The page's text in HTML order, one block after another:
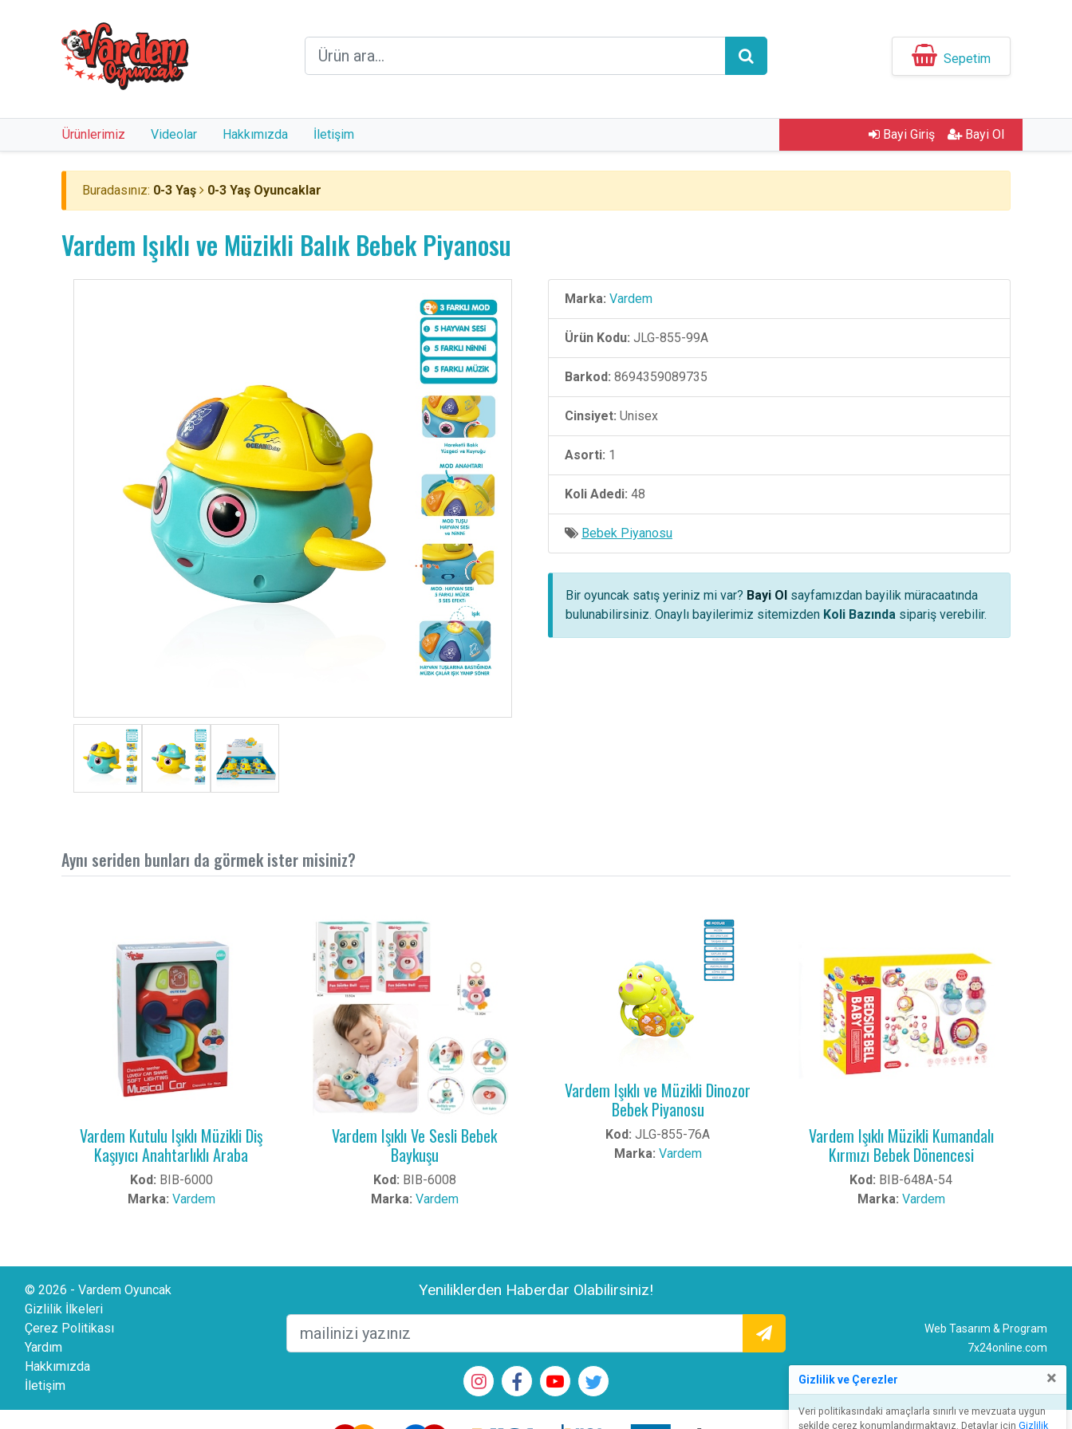
Sepetim
Ürünlerimiz Videolar Hakkımızda İletişim Bayi Giriş Bayi Ol
Buradasınız: 0-3 Yaş 0-3 Yaş Oyuncaklar
Vardem Işıklı ve Müzikli Balık Bebek Piyanosu
Marka: Vardem
Ürün Kodu: JLG-855-99A
Barkod: 8694359089735
Cinsiyet: Unisex
Asorti: 1
Koli Adedi: 48
Bebek Piyanosu
Bir oyuncak satış yeriniz mi var? Bayi Ol sayfamızdan bayilik müracaatında
bulunabilirsiniz. Onaylı bayilerimiz sitemizden Koli Bazında sipariş verebilir.
Aynı seriden bunları da görmek ister misiniz?
Vardem Kutulu Işıklı Müzikli Diş
Kaşıyıcı Anahtarlıklı Araba
Kod: BIB-6000
Marka: Vardem
Vardem Işıklı Ve Sesli Bebek
Baykuşu
Kod: BIB-6008
Marka: Vardem
Vardem Işıklı ve Müzikli Dinozor
Bebek Piyanosu
Kod: JLG-855-76A
Marka: Vardem
Vardem Işıklı Müzikli Kumandalı
Kırmızı Bebek Dönencesi
Kod: BIB-648A-54
Marka: Vardem
© 2026 - Vardem Oyuncak
Gizlilik İlkeleri
Çerez Politikası
Yardım
Hakkımızda
İletişim
Yeniliklerden Haberdar Olabilirsiniz!
Web Tasarım & Program
7x24online.com
Gizlilik ve Çerezler ×
Veri politikasındaki amaçlarla sınırlı ve mevzuata uygun
şekilde çerez konumlandırmaktayız. Detaylar için Gizlilik